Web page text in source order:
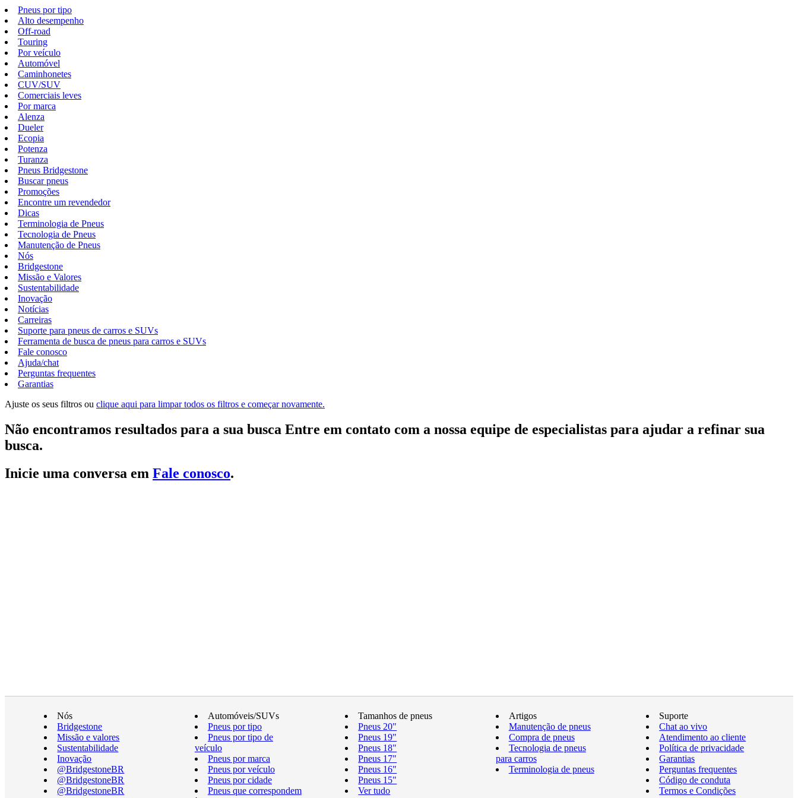
Pneus por tipo
Alto desempenho
Off-road
Touring
Por veículo
Automóvel
Caminhonetes
CUV/SUV
Comerciais leves
Por marca
Alenza
Dueler
Ecopia
Potenza
Turanza
Pneus Bridgestone
Buscar pneus
Promoções
Encontre um revendedor
Dicas
Terminologia de Pneus
Tecnologia de Pneus
Manutenção de Pneus
Nós
Bridgestone
Missão e Valores
Sustentabilidade
Inovação
Notícias
Carreiras
Suporte para pneus de carros e SUVs
Ferramenta de busca de pneus para carros e SUVs
Fale conosco
Ajuda/chat
Perguntas frequentes
Garantias
Ajuste os seus filtros ou clique aqui para limpar todos os filtros e começar novamente.
Não encontramos resultados para a sua busca Entre em contato com a nossa equipe de especialistas para ajudar a refinar sua
busca.
Inicie uma conversa em Fale conosco.
Nós
Bridgestone
Missão e valores
Sustentabilidade
Inovação
@BridgestoneBR
@BridgestoneBR
@BridgestoneBR
Automóveis/SUVs
Pneus por tipo
Pneus por tipo de
veículo
Pneus por marca
Pneus por veículo
Pneus por cidade
Pneus que correspondem
Tamanhos de pneus
Pneus 20"
Pneus 19"
Pneus 18"
Pneus 17"
Pneus 16"
Pneus 15"
Ver tudo
Artigos
Manutenção de pneus
Compra de pneus
Tecnologia de pneus
para carros
Terminologia de pneus
Suporte
Chat ao vivo
Atendimento ao cliente
Política de privacidade
Garantias
Perguntas frequentes
Código de conduta
Termos e Condições